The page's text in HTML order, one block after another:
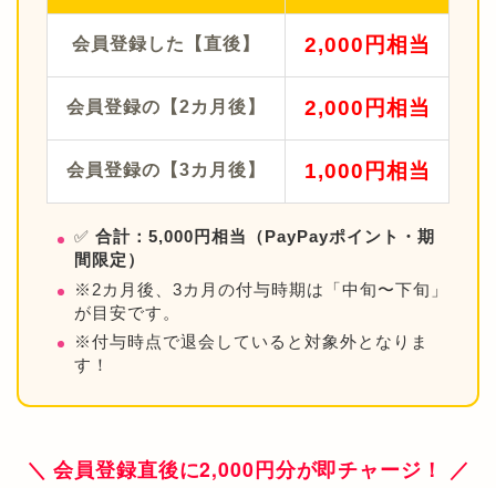
会員登録した【直後】 2,000円相当
会員登録の【2カ月後】 2,000円相当
会員登録の【3カ月後】 1,000円相当
✅ 合計：5,000円相当（PayPayポイント・期
間限定）
※2カ月後、3カ月の付与時期は「中旬〜下旬」
が目安です。
※付与時点で退会していると対象外となりま
す！
＼ 会員登録直後に2,000円分が即チャージ！ ／